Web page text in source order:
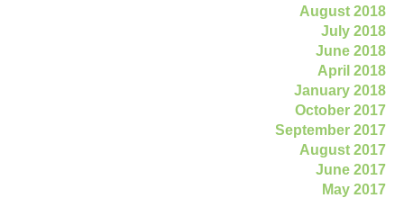
August 2018
July 2018
June 2018
April 2018
January 2018
October 2017
September 2017
August 2017
June 2017
May 2017